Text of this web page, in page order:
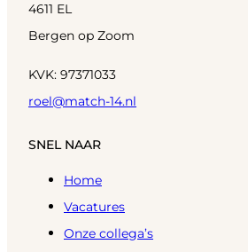
4611 EL
Bergen op Zoom
KVK: 97371033
roel@match-14.nl
SNEL NAAR
Home
Vacatures
Onze collega’s